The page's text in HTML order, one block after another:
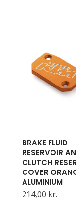
BRAKE FLUID
RESERVOIR
CLUTCH
COVER
ALUMINIUM
214,00 kr.